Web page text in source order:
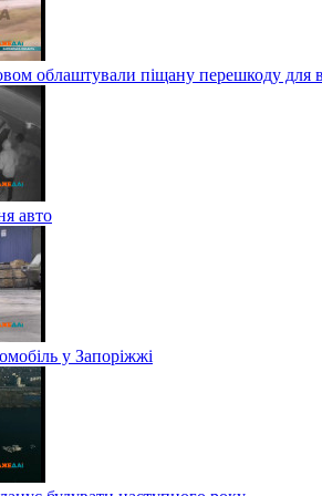
облаштували піщану перешкоду для
авто
у Запоріжжі